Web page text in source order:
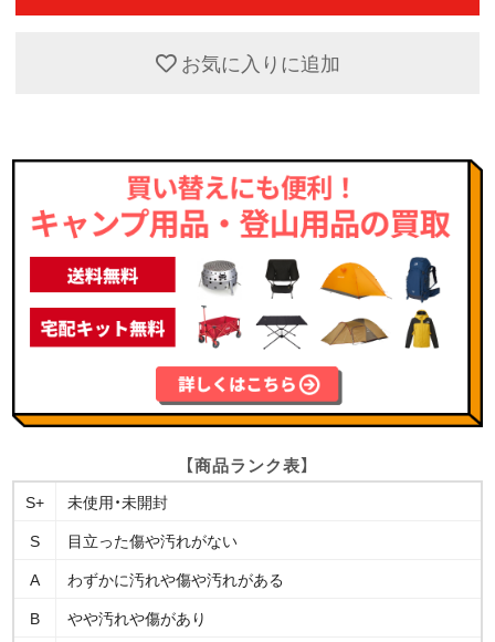
お気に入りに追加
【商品ランク表】
S+
未使用・未開封
S
目立った傷や汚れがない
A
わずかに汚れや傷や汚れがある
B
やや汚れや傷があり